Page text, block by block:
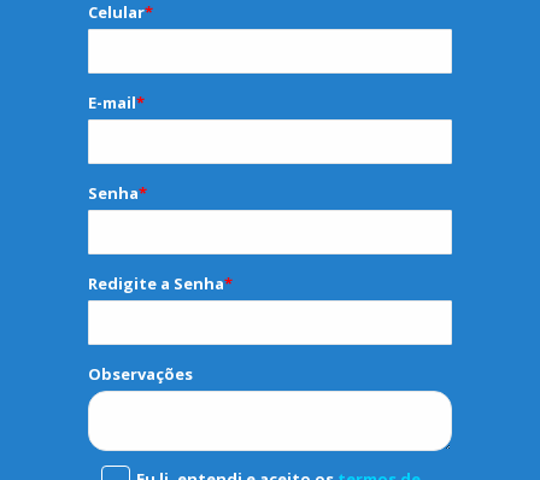
Celular*
E-mail*
Senha*
Redigite a Senha*
Observações